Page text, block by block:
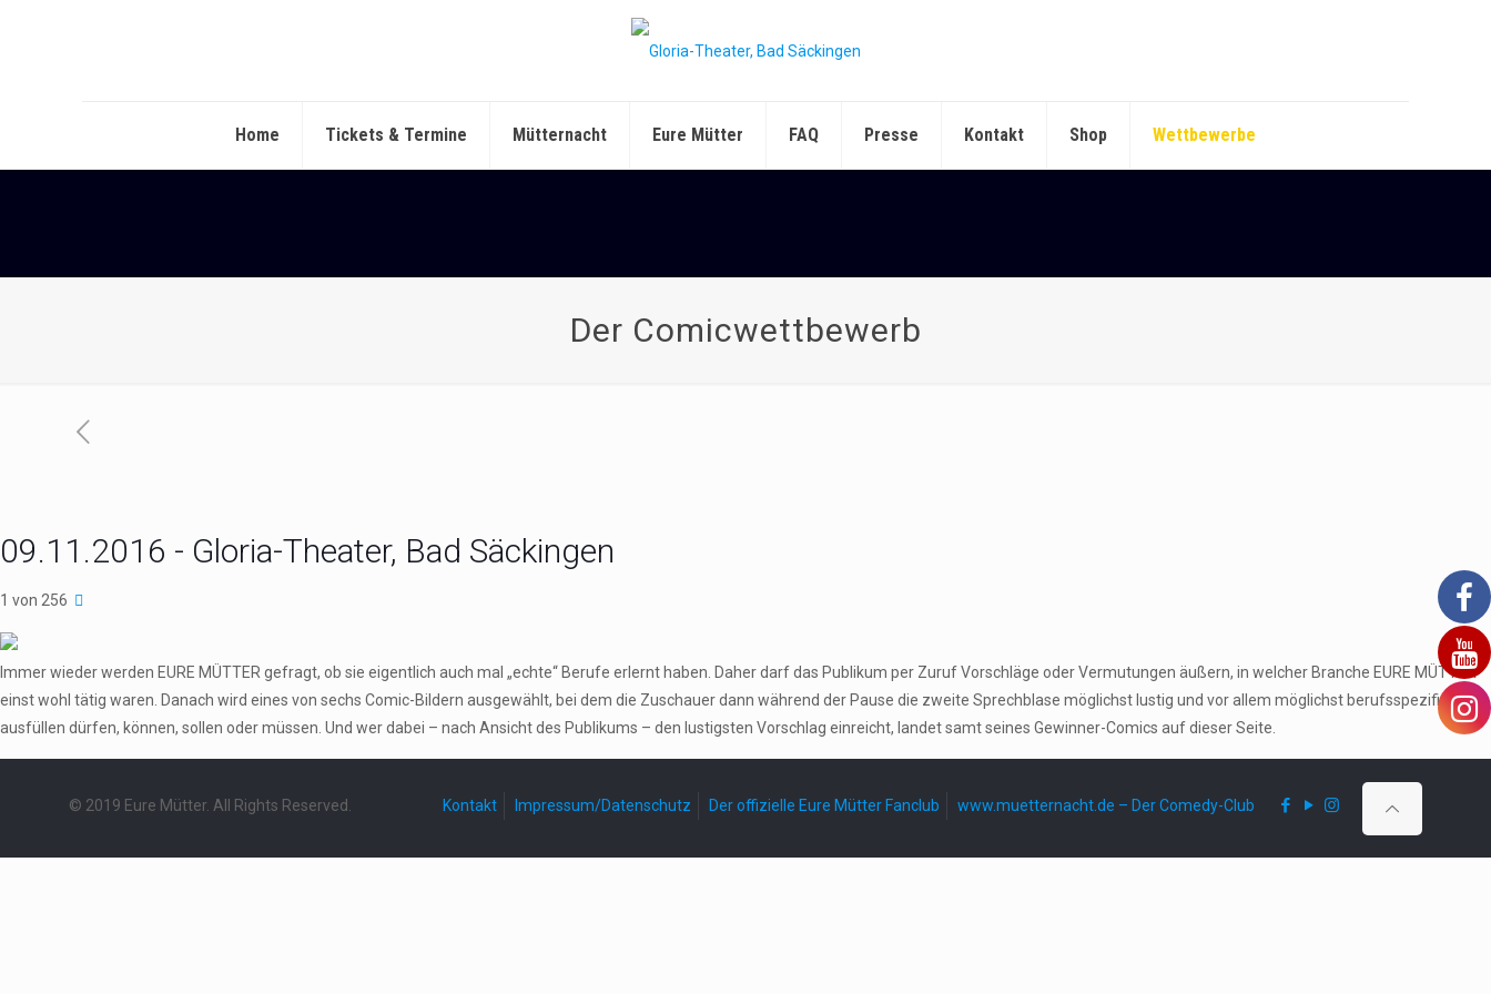
Home Tickets & Termine Mütternacht Eure Mütter FAQ Presse Kontakt Shop Wettbewerbe
Der Comicwettbewerb
09.11.2016 - Gloria-Theater, Bad Säckingen
1 von 256
Immer wieder werden EURE MÜTTER gefragt, ob sie eigentlich auch mal „echte“ Berufe erlernt haben. Daher darf das Publikum per Zuruf Vorschläge oder Vermutungen äußern, in welcher Branche EURE MÜTTER
einst wohl tätig waren. Danach wird eines von sechs Comic-Bildern ausgewählt, bei dem die Zuschauer dann während der Pause die zweite Sprechblase möglichst lustig und vor allem möglichst berufsspezifisch
ausfüllen dürfen, können, sollen oder müssen. Und wer dabei – nach Ansicht des Publikums – den lustigsten Vorschlag einreicht, landet samt seines Gewinner-Comics auf dieser Seite.
© 2019 Eure Mütter. All Rights Reserved. Kontakt Impressum/Datenschutz Der offizielle Eure Mütter Fanclub www.muetternacht.de – Der Comedy-Club